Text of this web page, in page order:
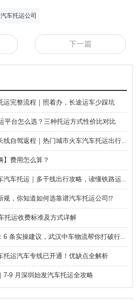
汽车托运公司
下一篇
运完整流程｜照着办，长途运车少踩坑
平台怎么选？三种托运方式性价比对比
中车物流：暑期 7-9 月长线自驾返程｜热门城市火车汽车托运出行全攻略
】费用怎么算？
中车物流12306 合作火车汽车托运｜多干线出行攻略，读懂铁路运车的优势与避坑要点
规，你知道如何选靠谱汽车托运公司⁉️
托运收费标准及方式详解
亲历十次汽车托运总结：6 条实操建议，武汉中车物流帮你打破行业信息差
托运汽车专线已开通！优缺点全解析
7-9 月深圳始发汽车托运全攻略